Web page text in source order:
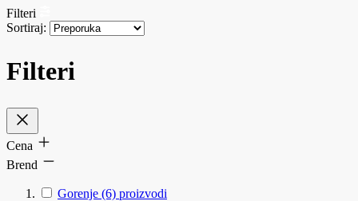
Filteri
Sortiraj:
Filteri
Cena
Brend
Gorenje (6) proizvodi